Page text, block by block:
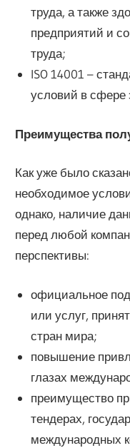
труда, а также
предприятий и
труда;
ISO 14001 –
условий в сфере
Преимущества
Как уже было
необходимое
однако, наличие
перед любой
перспективы:
официальное
или услуг,
стран мира;
повышение
глазах
преимущество
тендерах,
международных